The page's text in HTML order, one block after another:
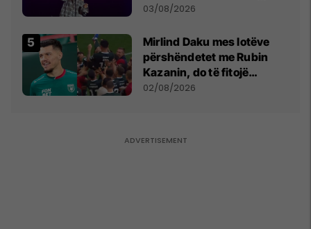
- dhe bota digjitale serbe
03/08/2026
Mirlind Daku mes lotëve
përshëndetet me Rubin
Kazanin, do të fitojë
miliona te Spartak Moska
02/08/2026